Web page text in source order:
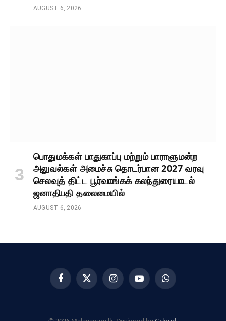
AUGUST 6, 2026
பொதுமக்கள் பாதுகாப்பு மற்றும் பாராளுமன்ற
அலுவல்கள் அமைச்சு தொடர்பான 2027 வரவு
செலவுத் திட்ட பூர்வாங்கக் கலந்துரையாடல்
ஜனாதிபதி தலைமையில்
AUGUST 6, 2026
FacebookX
(Twitter)
InstagramYouTubeWhatsApp